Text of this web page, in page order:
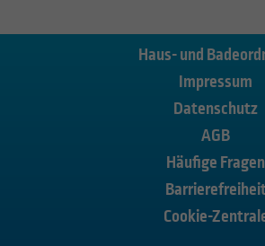
Haus- und
Impressum
Datenschutz
AGB
Häufige Fragen
Cookie-